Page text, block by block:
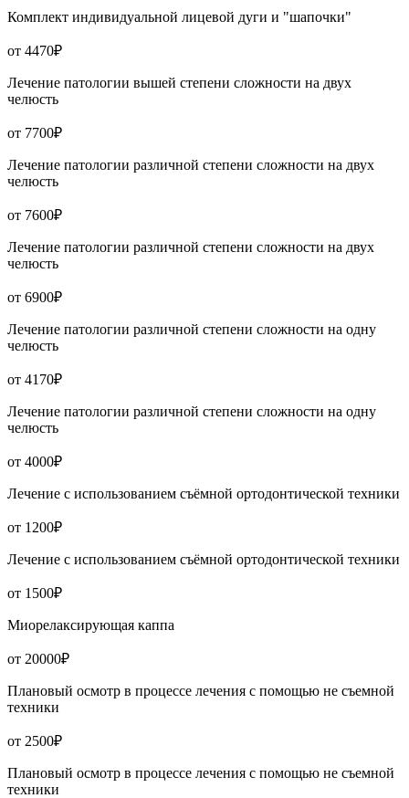
Комплект индивидуальной лицевой дуги и "шапочки"
от 4470₽
Лечение патологии вышей степени сложности на двух
челюсть
от 7700₽
Лечение патологии различной степени сложности на двух
челюсть
от 7600₽
Лечение патологии различной степени сложности на двух
челюсть
от 6900₽
Лечение патологии различной степени сложности на одну
челюсть
от 4170₽
Лечение патологии различной степени сложности на одну
челюсть
от 4000₽
Лечение с использованием съёмной ортодонтической техники
от 1200₽
Лечение с использованием съёмной ортодонтической техники
от 1500₽
Миорелаксирующая каппа
от 20000₽
Плановый осмотр в процессе лечения с помощью не съемной
техники
от 2500₽
Плановый осмотр в процессе лечения с помощью не съемной
техники